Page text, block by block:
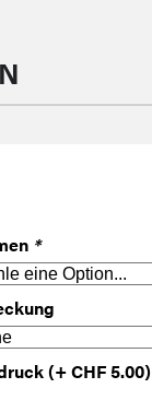
*
(+ CHF 5.00)